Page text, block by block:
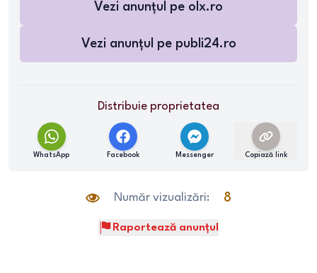
Vezi anunțul pe olx.ro
Vezi anunțul pe publi24.ro
Distribuie proprietatea
WhatsApp Facebook Messenger Copiază link
Număr vizualizări: 8
Raportează anunțul